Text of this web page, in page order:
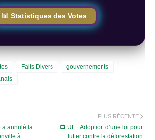
📊 Statistiques des Votes
Faits Divers
gouvernements
PLUS RÉCENTE
📺 UE : Adoption d’une loi pour
lutter contre la déforestation
a annulé la
à